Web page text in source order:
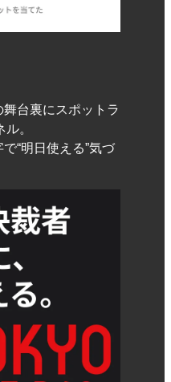
台裏にスポットラ
。
“明日使える”気づ